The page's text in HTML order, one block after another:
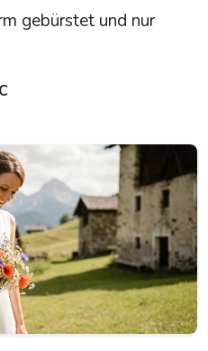
gebürstet und nur